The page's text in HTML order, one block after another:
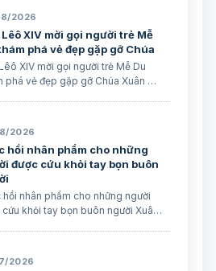
XIV kêu gọi những người làm
thông C…
2026
XIV mời gọi người trẻ Mễ
phá vẻ đẹp gặp gỡ Chúa
XIV mời gọi người trẻ Mễ Du
phá vẻ đẹp gặp gỡ Chúa Xuân Đại
Hồng y Quốc vụ khanh Tòa
…
2026
hồi nhân phẩm cho những
được cứu khỏi tay bọn buôn
hồi nhân phẩm cho những người
cứu khỏi tay bọn buôn người Xuân
2026